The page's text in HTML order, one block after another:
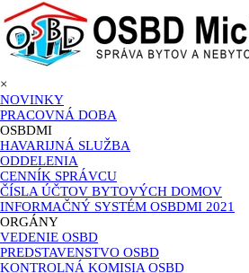
×
NOVINKY
PRACOVNÁ DOBA
OSBDMI
HAVARIJNÁ SLUŽBA
ODDELENIA
CENNÍK SPRÁVCU
ČÍSLA ÚČTOV BYTOVÝCH DOMOV
INFORMAČNÝ SYSTÉM OSBDMI 2021
ORGÁNY
VEDENIE OSBD
PREDSTAVENSTVO OSBD
KONTROLNÁ KOMISIA OSBD